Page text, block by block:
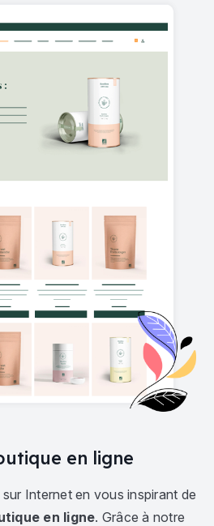
en ligne
Internet en vous inspirant de
en ligne. Grâce à notre